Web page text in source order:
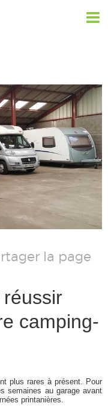
la page
camping-
plus rares à présent. Pour
semaines au garage avant
printanières.